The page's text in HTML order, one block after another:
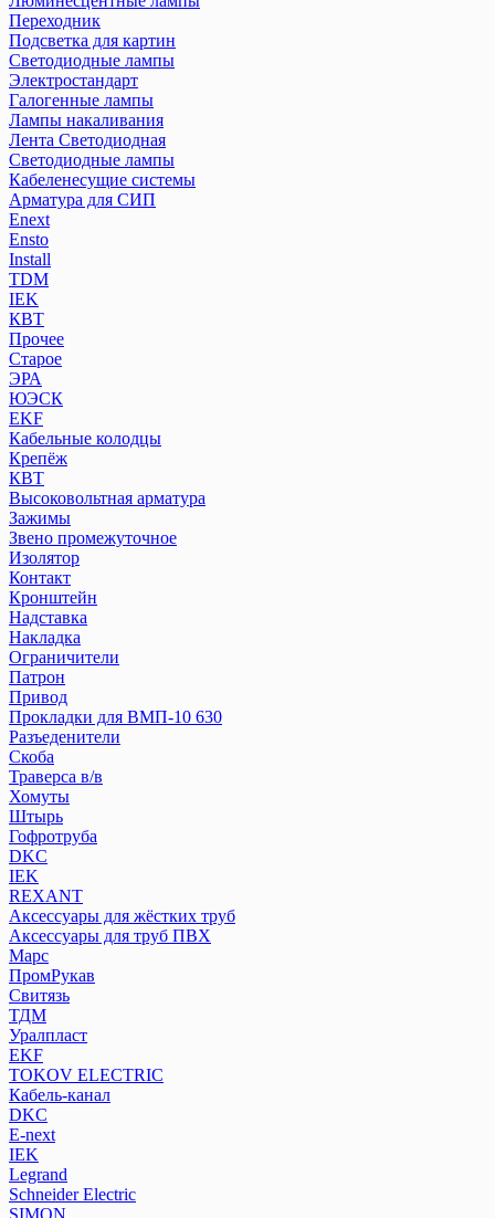
Переходник
Подсветка для картин
Светодиодные лампы
Электростандарт
Галогенные лампы
Лампы накаливания
Лента Светодиодная
Светодиодные лампы
Кабеленесущие системы
Арматура для СИП
Enext
Ensto
Install
TDM
IEK
КВТ
Прочее
Старое
ЭРА
ЮЭСК
EKF
Кабельные колодцы
Крепёж
КВТ
Высоковольтная арматура
Зажимы
Звено промежуточное
Изолятор
Контакт
Кронштейн
Надставка
Накладка
Ограничители
Патрон
Привод
Прокладки для ВМП-10 630
Разъеденители
Скоба
Траверса в/в
Хомуты
Штырь
Гофротруба
DKC
IEK
REXANT
Аксессуары для жёстких труб
Аксессуары для труб ПВХ
Марс
ПромРукав
Свитязь
ТДМ
Уралпласт
EKF
TOKOV ELECTRIC
Кабель-канал
DKC
E-next
IEK
Legrand
Schneider Electric
SIMON